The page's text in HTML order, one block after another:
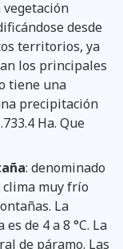
vegetación
desde
territorios, ya
los principales
tiene una
precipitación
Ha. Que
: denominado
clima muy frío
La
de 4 a 8 °C. La
de páramo. Las